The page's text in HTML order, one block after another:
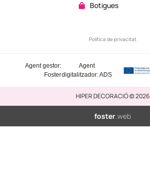
Botigues
Política de privacitat
Agent
digitalitzador: ADS
Agent gestor:
Foster
HIPER DECORACIÓ © 2026
foster.web